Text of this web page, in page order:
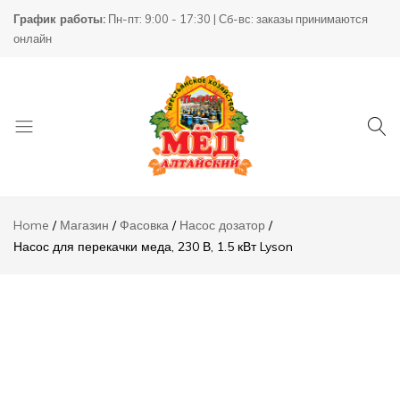
График работы: Пн-пт: 9:00 - 17:30 | Сб-вс: заказы принимаются
онлайн
пчеловодства
Home
Магазин Фасовка
Насос дозатор
Насос для перекачки меда, 230 В, 1.5 кВт Lyson
Насос для
перекачки